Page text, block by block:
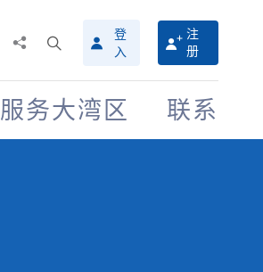
搜
寻
介
面
登
入
注
册
服务大湾区 联系